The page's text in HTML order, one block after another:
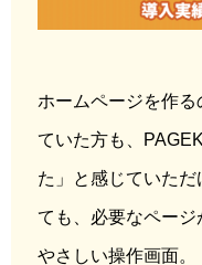
ホームページを作
ていた方も、
た」と感じていただ
ても、必要なページ
やさしい操作画面。